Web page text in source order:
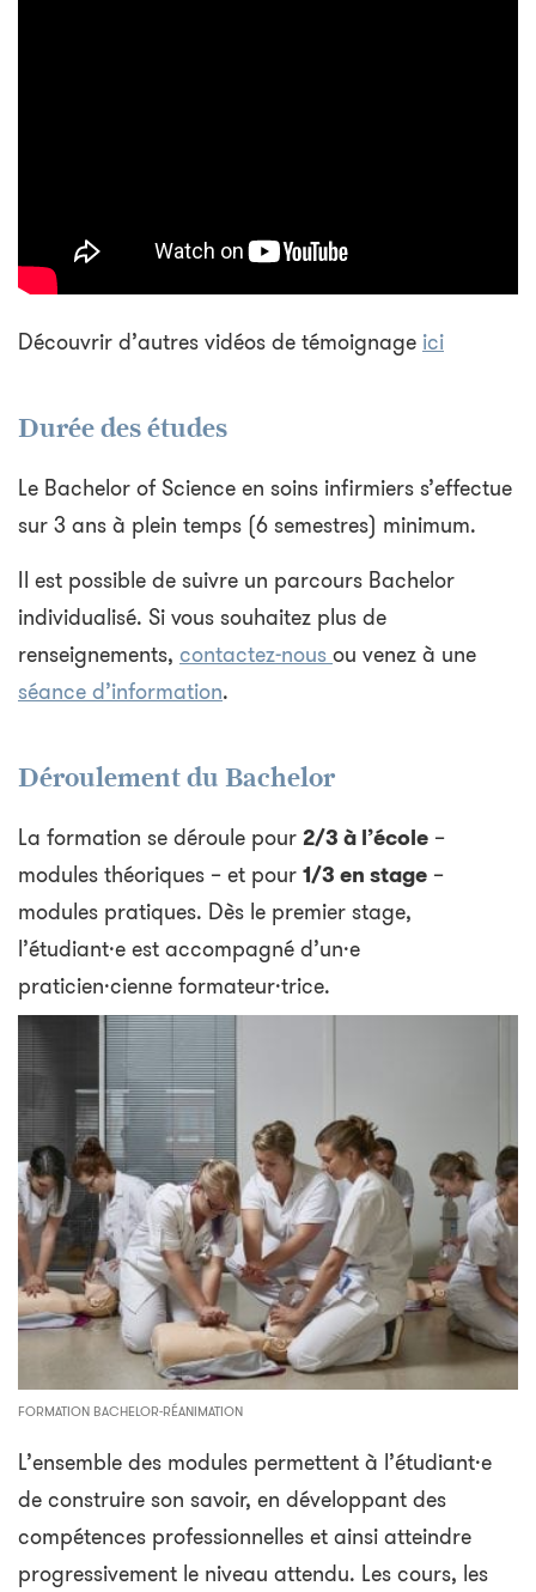
Découvrir d’autres vidéos de témoignageici
Durée des études
Le Bachelor of Science en soins infirmiers s’effectue
sur 3 ans à plein temps (6 semestres) minimum.
Il est possible de suivre un parcours Bachelor
individualisé. Si vous souhaitez plus de
renseignements, contactez-nousou venez à une
séance d’information.
Déroulement du Bachelor
La formation se déroule pour2/3 à l’école –
modules théoriques – et pour1/3 en stage –
modules pratiques. Dès le premier stage,
l’étudiant·e est accompagné d’un·e
praticien·cienne formateur·trice.
FORMATION BACHELOR-RÉANIMATION
L’ensemble des modules permettent à l’étudiant·e
de construire son savoir, en développant des
compétences professionnelles et ainsi atteindre
progressivement le niveau attendu. Les cours, les